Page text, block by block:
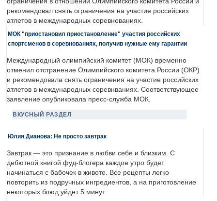
рекомендовал снять ограничения на участие российских
атлетов в международных соревнованиях.
МОК "приостановил приостановление" участия российских
спортсменов в соревнованиях, получив нужные ему гарантии
Международный олимпийский комитет (МОК) временно
отменил отстранение Олимпийского комитета России (ОКР)
и рекомендовала снять ограничения на участие российских
атлетов в международных соревнваниях. Соответствующее
заявление опубликовала пресс-служба МОК.
ВКУСНЫЙ РАЗДЕЛ
Юлия Дианова: Не просто завтрак
Завтрак — это признание в любви себе и близким. С
дебютной книгой фуд-блогера каждое утро будет
начинаться с бабочек в животе. Все рецепты легко
повторить из подручных ингредиентов, а на приготовление
некоторых блюд уйдет 5 минут.